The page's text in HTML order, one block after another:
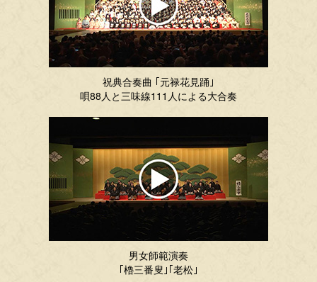
祝典合奏曲 ｢元禄花見踊｣
唄88人と三味線111人による大合奏
男女師範演奏
｢櫓三番叟｣｢老松｣